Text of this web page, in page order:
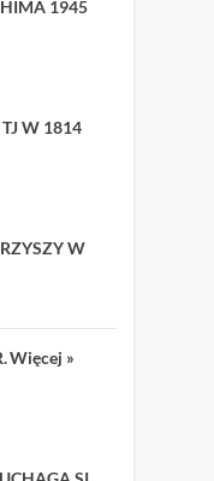
1945
W 1814
W
Więcej »